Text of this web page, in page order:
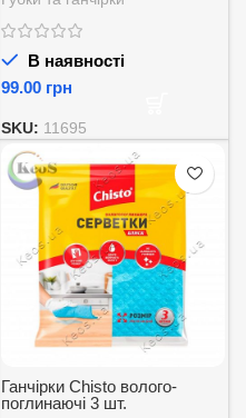
В наявності
грн
SKU: 11695
Ганчірки Chisto волого-
поглинаючі 3 шт.